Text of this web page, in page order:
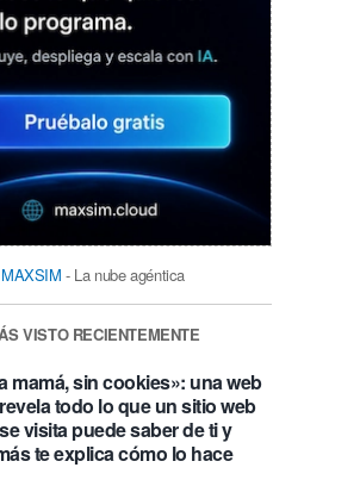
MAXSIM - La nube agéntica
VISTO RECIENTEMENTE
mamá, sin cookies»: una web
todo lo que un sitio web
visita puede saber de ti y
te explica cómo lo hace